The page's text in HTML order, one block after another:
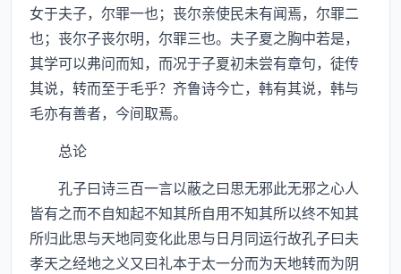
女于夫子，尔罪一也；丧尔亲使民未有闻焉，尔罪二
也；丧尔子丧尔明，尔罪三也。夫子夏之胸中若是，
其学可以弗问而知，而况于子夏初未尝有章句，徒传
其说，转而至于毛乎？齐鲁诗今亡，韩有其说，韩与
毛亦有善者，今间取焉。
总论
孔子曰诗三百一言以蔽之曰思无邪此无邪之心人
皆有之而不自知起不知其所自用不知其所以终不知其
所归此思与天地同变化此思与日月同运行故孔子曰夫
孝天之经地之义又曰礼本于太一分而为天地转而为阴